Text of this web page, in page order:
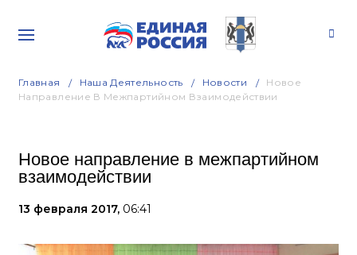
Главная Наша Деятельность Новости
Новое
Направление В Межпартийном Взаимодействии
Новое направление в межпартийном
взаимодействии
13 февраля 2017, 06:41